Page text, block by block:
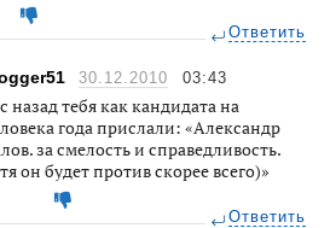
Ответить
30.12.2010 03:43
назад тебя как кандидата на
года прислали: «Александр
за смелость и справедливость.
он будет против скорее всего)»
Ответить